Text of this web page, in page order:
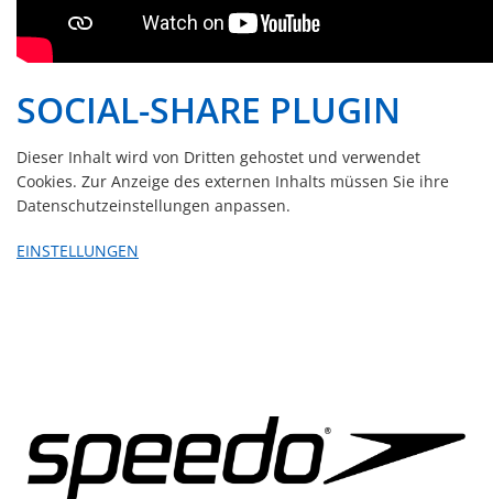
SOCIAL-SHARE PLUGIN
Dieser Inhalt wird von Dritten gehostet und verwendet
Cookies. Zur Anzeige des externen Inhalts müssen Sie ihre
Datenschutzeinstellungen anpassen.
EINSTELLUNGEN